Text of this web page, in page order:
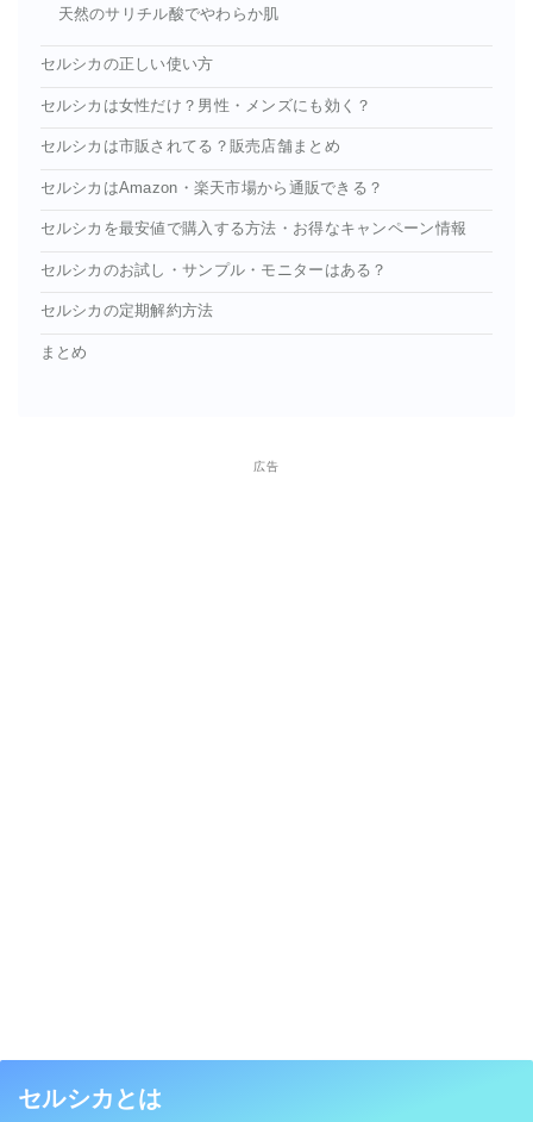
天然のサリチル酸でやわらか肌
セルシカの正しい使い方
セルシカは女性だけ？男性・メンズにも効く？
セルシカは市販されてる？販売店舗まとめ
セルシカはAmazon・楽天市場から通販できる？
セルシカを最安値で購入する方法・お得なキャンペーン情報
セルシカのお試し・サンプル・モニターはある？
セルシカの定期解約方法
まとめ
広告
セルシカとは